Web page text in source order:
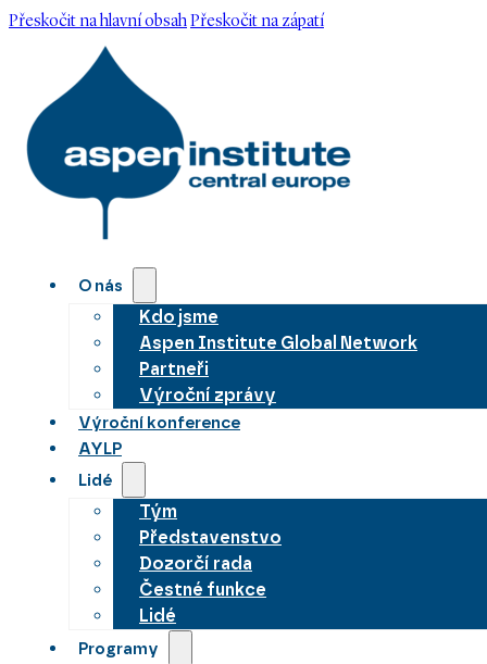
Přeskočit na hlavní obsahPřeskočit na zápatí
O nás
Kdo jsme
Aspen Institute Global Network
Partneři
Výroční zprávy
Výroční konference
AYLP
Lidé
Tým
Představenstvo
Dozorčí rada
Čestné funkce
Lidé
Programy